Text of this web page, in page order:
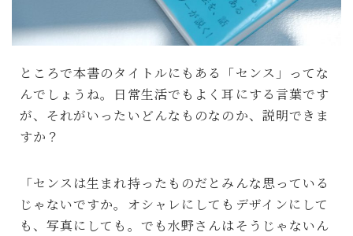
ところで本書のタイトルにもある「センス」ってな
んでしょうね。日常生活でもよく耳にする言葉です
が、それがいったいどんなものなのか、説明できま
すか？
「センスは生まれ持ったものだとみんな思っている
じゃないですか。オシャレにしてもデザインにして
も、写真にしても。でも水野さんはそうじゃないん